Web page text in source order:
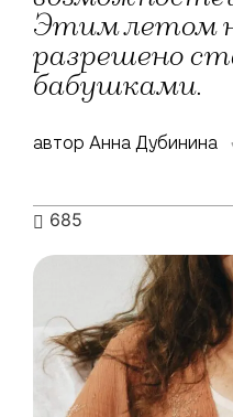
Этим летом
разрешено
бабушками.
автор Анна Дубинина
685